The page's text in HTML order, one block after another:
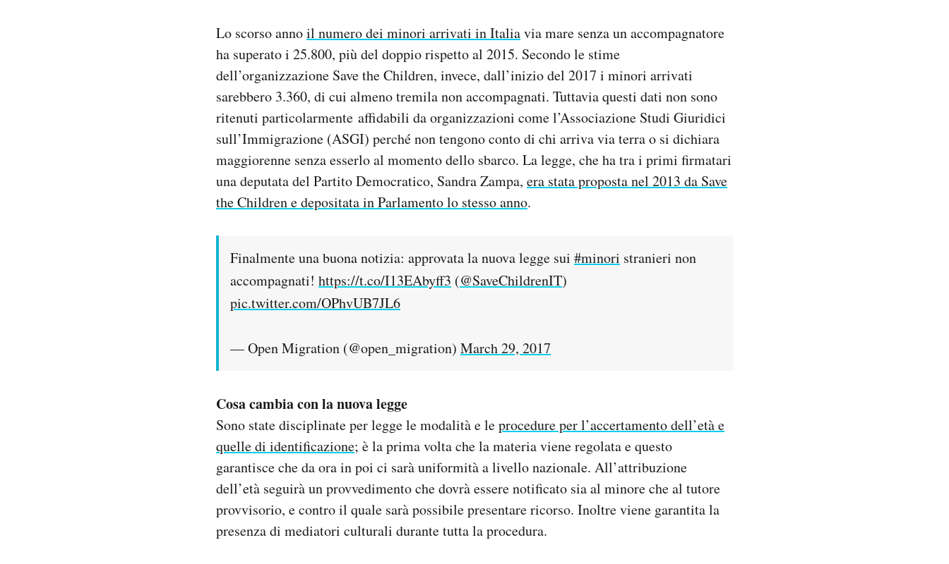
Lo scorso annoil numero dei minori arrivati in Italiavia mare senza un accompagnatore
ha superato i 25.800, più del doppio rispetto al 2015. Secondo le stime
dell’organizzazione Save the Children, invece, dall’inizio del 2017 i minori arrivati
sarebbero 3.360, di cui almeno tremila non accompagnati. Tuttavia questi dati non sono
ritenuti particolarmente affidabili da organizzazioni come l’Associazione Studi Giuridici
sull’Immigrazione (ASGI) perché non tengono conto di chi arriva via terra o si dichiara
maggiorenne senza esserlo al momento dello sbarco. La legge, che ha tra i primi firmatari
una deputata del Partito Democratico, Sandra Zampa, era stata proposta nel 2013 da Save
the Children e depositata in Parlamento lo stesso anno.
Finalmente una buona notizia: approvata la nuova legge sui #minori stranieri non
accompagnati! https://t.co/I13EAbyff3 (@SaveChildrenIT)
pic.twitter.com/OPhvUB7JL6
— Open Migration (@open_migration) March 29, 2017
Cosa cambia con la nuova legge
Sono state disciplinate per legge le modalità e leprocedure per l’accertamento dell’età e
quelle di identificazione; è la prima volta che la materia viene regolata e questo
garantisce che da ora in poi ci sarà uniformità a livello nazionale. All’attribuzione
dell’età seguirà un provvedimento che dovrà essere notificato sia al minore che al tutore
provvisorio, e contro il quale sarà possibile presentare ricorso. Inoltre viene garantita la
presenza di mediatori culturali durante tutta la procedura.